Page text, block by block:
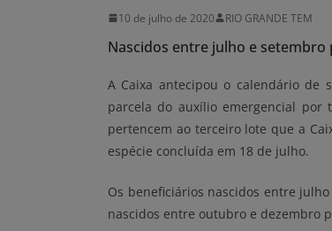
10 de julho de 2020 RIO GRANDE TEM
Nascidos entre julho e
A Caixa antecipou o calendário de
parcela do auxílio emergencial por
pertencem ao terceiro lote que a
espécie concluída em 18 de julho.
Os beneficiários nascidos entre
nascidos entre outubro e dezembro